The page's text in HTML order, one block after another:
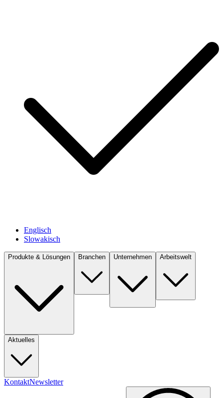
Englisch
Slowakisch
Produkte & Lösungen Branchen Unternehmen Arbeitswelt
Aktuelles
KontaktNewsletter